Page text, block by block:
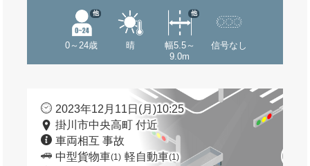
0～24歳
他
晴
幅5.5～
9.0m
他
信号なし
2023年12月11日(月)10:25
掛川市中央高町 付近
車両相互 事故
中型貨物車(1) 軽自動車(1)